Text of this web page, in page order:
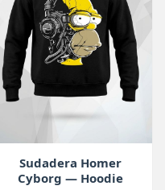
Sudadera Homer
Cyborg — Hoodie